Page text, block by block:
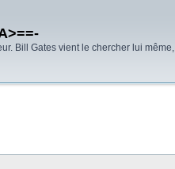
Bill Gates vient le chercher lui